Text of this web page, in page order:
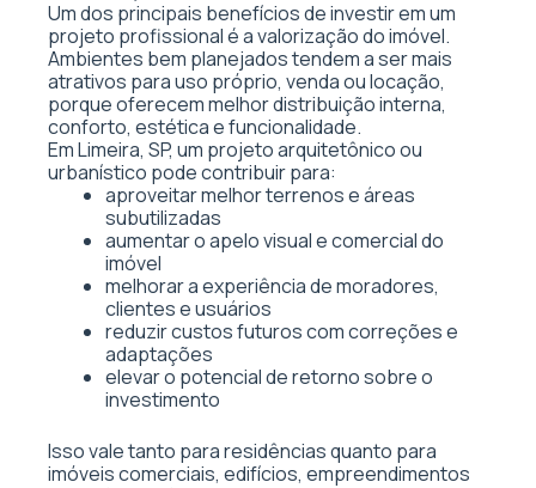
Um dos principais benefícios de investir em um
projeto profissional é a valorização do imóvel.
Ambientes bem planejados tendem a ser mais
atrativos para uso próprio, venda ou locação,
porque oferecem melhor distribuição interna,
conforto, estética e funcionalidade.
Em Limeira, SP, um projeto arquitetônico ou
urbanístico pode contribuir para:
aproveitar melhor terrenos e áreas
subutilizadas
aumentar o apelo visual e comercial do
imóvel
melhorar a experiência de moradores,
clientes e usuários
reduzir custos futuros com correções e
adaptações
elevar o potencial de retorno sobre o
investimento
Isso vale tanto para residências quanto para
imóveis comerciais, edifícios, empreendimentos